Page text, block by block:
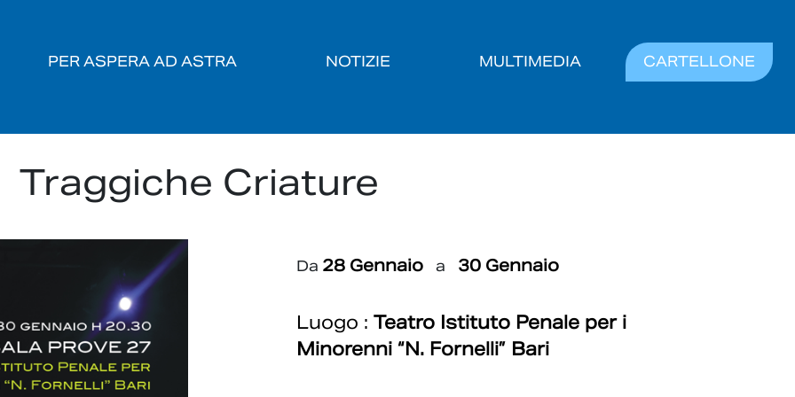
PER ASPERA AD ASTRA NOTIZIE MULTIMEDIA CARTELLONE
Traggiche Criature
Da 28 Gennaio a 30 Gennaio
Luogo :Teatro Istituto Penale per i
Minorenni “N. Fornelli” Bari